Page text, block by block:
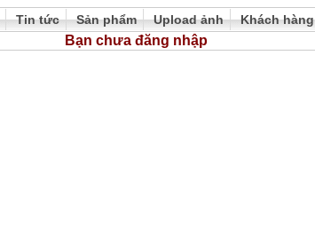
Tin tức Sản phẩm Upload ảnh Khách hàng
Bạn chưa đăng nhập